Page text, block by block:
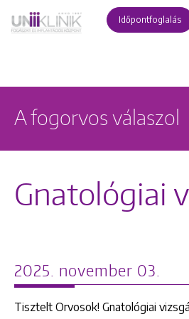
Időpontfoglalás
A fogorvos válaszol
Gnatológiai
2025. november 03.
Tisztelt Orvosok! Gnatológiai